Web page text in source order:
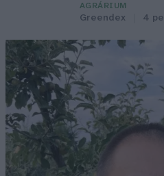
AGRÁRIUM
Greendex 4